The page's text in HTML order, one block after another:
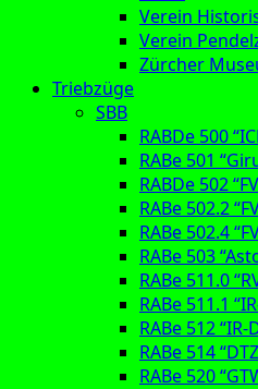
Verein
Verein
Zürcher
Triebzüge
SBB
RABDe 500
RABe 501
RABDe 502
RABe 502.2
RABe 502.4
RABe 503
RABe 511.0
RABe 511.1
RABe 512 “IR-
RABe 514
RABe 520